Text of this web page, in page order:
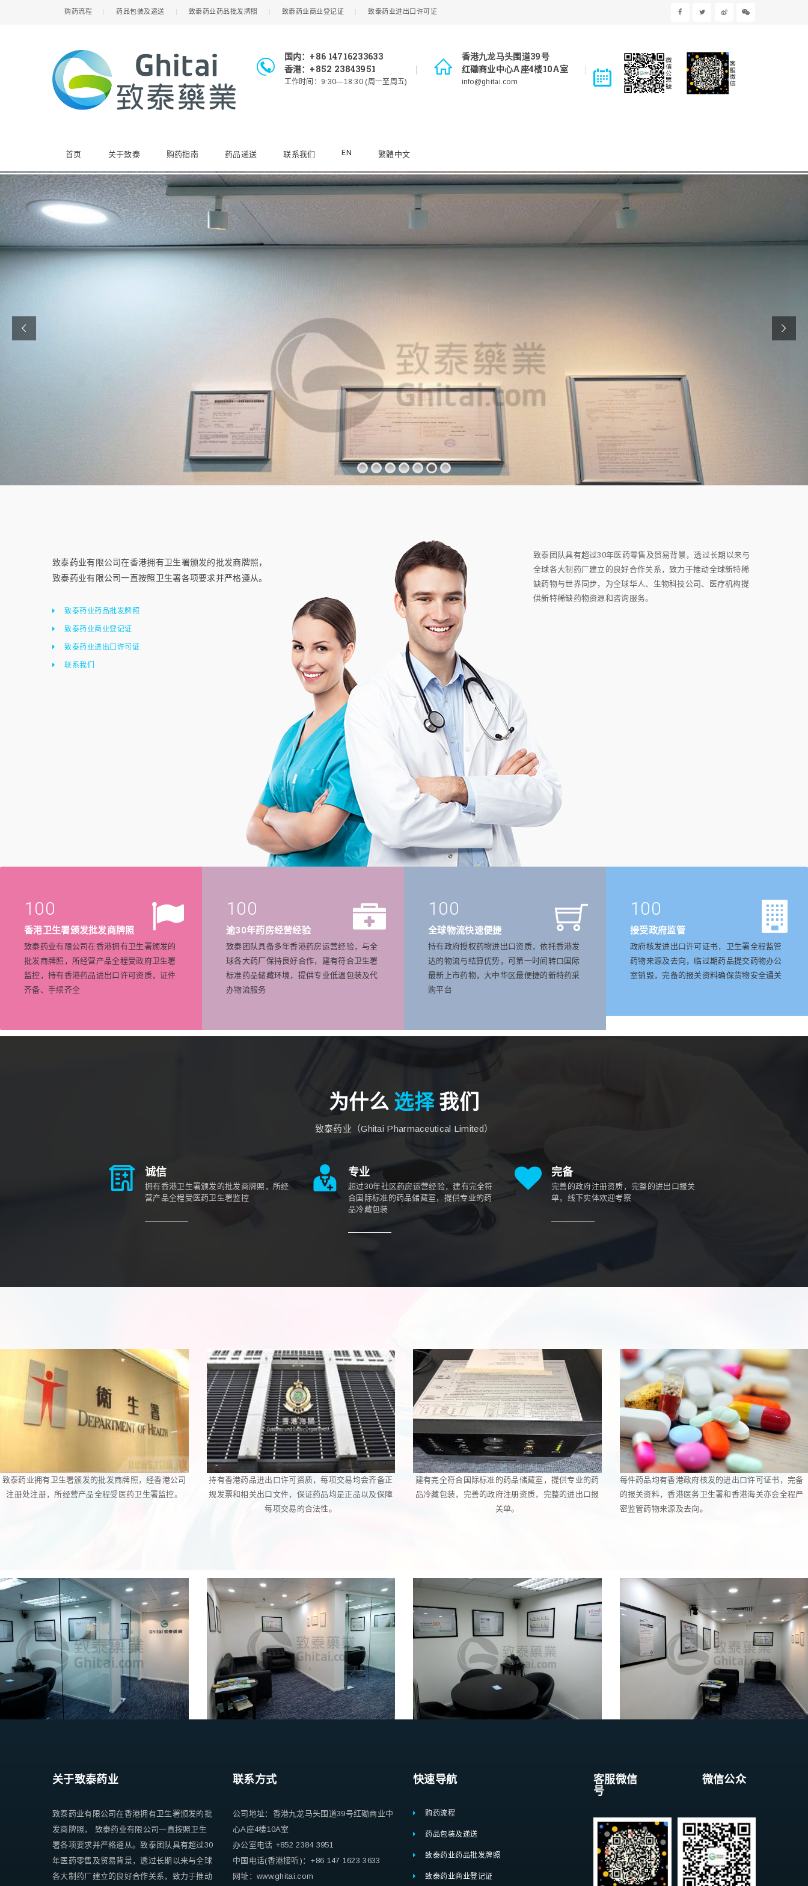
购药流程 药品包装及递送 致泰药业药品批发牌照 致泰药业商业登记证 致泰药业进出口许可证
国内：+86 14716233633
香港：+852 23843951
工作时间：9:30—18:30 (周一至周五)
香港九龙马头围道39号
红磡商业中心A座4楼10A室
info@ghitai.com
首页 关于致泰 购药指南 药品递送 联系我们 EN 繁體中文
致泰药业有限公司在香港拥有卫生署颁发的批发商牌照，
致泰药业有限公司一直按照卫生署各项要求并严格遵从。
致泰药业药品批发牌照
致泰药业商业登记证
致泰药业进出口许可证
联系我们
致泰团队具有超过30年医药零售及贸易背景，透过长期以来与
全球各大制药厂建立的良好合作关系，致力于推动全球新特稀
缺药物与世界同步，为全球华人、生物科技公司、医疗机构提
供新特稀缺药物资源和咨询服务。
100
香港卫生署颁发批发商牌照
致泰药业有限公司在香港拥有卫生署颁发的
批发商牌照，所经营产品全程受政府卫生署
监控，持有香港药品进出口许可资质，证件
齐备、手续齐全
100
逾30年药房经营经验
致泰团队具备多年香港药房运营经验，与全
球各大药厂保持良好合作，建有符合卫生署
标准药品储藏环境，提供专业低温包装及代
办物流服务
100
全球物流快速便捷
持有政府授权药物进出口资质，依托香港发
达的物流与结算优势，可第一时间转口国际
最新上市药物，大中华区最便捷的新特药采
购平台
100
接受政府监管
政府核发进出口许可证书，卫生署全程监管
药物来源及去向，临过期药品提交药物办公
室销毁，完备的报关资料确保货物安全通关
为什么 选择我们
致泰药业（Ghitai Pharmaceutical Limited）
诚信
拥有香港卫生署颁发的批发商牌照，所经
营产品全程受医药卫生署监控
专业
超过30年社区药房运营经验，建有完全符
合国际标准的药品储藏室，提供专业的药
品冷藏包装
完备
完善的政府注册资质，完整的进出口报关
单，线下实体欢迎考察
致泰药业拥有卫生署颁发的批发商牌照，经香港公司
注册处注册，所经营产品全程受医药卫生署监控。
持有香港药品进出口许可资质，每项交易均会齐备正
规发票和相关出口文件，保证药品均是正品以及保障
每项交易的合法性。
建有完全符合国际标准的药品储藏室，提供专业的药
品冷藏包装，完善的政府注册资质，完整的进出口报
关单。
每件药品均有香港政府核发的进出口许可证书，完备
的报关资料，香港医务卫生署和香港海关亦会全程严
密监管药物来源及去向。
关于致泰药业
致泰药业有限公司在香港拥有卫生署颁发的批
发商牌照， 致泰药业有限公司一直按照卫生
署各项要求并严格遵从。致泰团队具有超过30
年医药零售及贸易背景，透过长期以来与全球
各大制药厂建立的良好合作关系，致力于推动
联系方式
公司地址：香港九龙马头围道39号红磡商业中
心A座4楼10A室
办公室电话 +852 2384 3951
中国电话(香港接听)：+86 147 1623 3633
网址：www.ghitai.com
快速导航
购药流程
药品包装及递送
致泰药业药品批发牌照
致泰药业商业登记证
客服微信 微信公众
号